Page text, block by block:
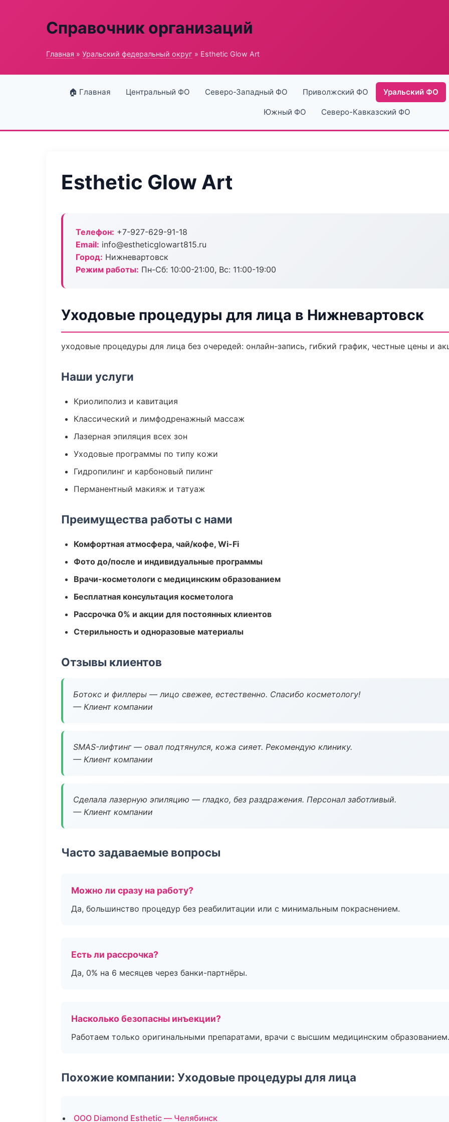
Справочник организаций
Главная » Уральский федеральный округ » Esthetic Glow Art
🏠 Главная Центральный ФО Северо-Западный ФО Приволжский ФО Уральский ФО
Южный ФО Северо-Кавказский ФО
Esthetic Glow Art
Телефон: +7-927-629-91-18
Email: info@estheticglowart815.ru
Город: Нижневартовск
Режим работы: Пн-Сб: 10:00-21:00, Вс: 11:00-19:00
Уходовые процедуры для лица в Нижневартовск
уходовые процедуры для лица без очередей: онлайн-запись, гибкий график, честные цены и
Наши услуги
Криолиполиз и кавитация
Классический и лимфодренажный массаж
Лазерная эпиляция всех зон
Уходовые программы по типу кожи
Гидропилинг и карбоновый пилинг
Перманентный макияж и татуаж
Преимущества работы с нами
Комфортная атмосфера, чай/кофе, Wi-Fi
Фото до/после и индивидуальные программы
Врачи-косметологи с медицинским образованием
Бесплатная консультация косметолога
Рассрочка 0% и акции для постоянных клиентов
Стерильность и одноразовые материалы
Отзывы клиентов
Ботокс и филлеры — лицо свежее, естественно. Спасибо косметологу!
— Клиент компании
SMAS-лифтинг — овал подтянулся, кожа сияет. Рекомендую клинику.
— Клиент компании
Сделала лазерную эпиляцию — гладко, без раздражения. Персонал заботливый.
— Клиент компании
Часто задаваемые вопросы
Можно ли сразу на работу?
Да, большинство процедур без реабилитации или с минимальным покраснением.
Есть ли рассрочка?
Да, 0% на 6 месяцев через банки-партнёры.
Насколько безопасны инъекции?
Работаем только оригинальными препаратами, врачи с высшим медицинским образованием.
Похожие компании: Уходовые процедуры для лица
ООО Diamond Esthetic — Челябинск